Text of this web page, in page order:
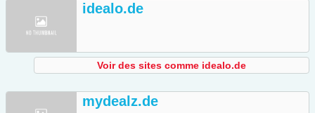
idealo.de
Voir des sites comme idealo.de
mydealz.de